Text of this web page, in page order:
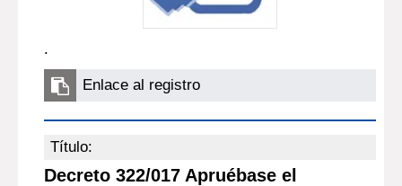
.
Enlace al registro
Título:
Decreto 322/017 Apruébase el